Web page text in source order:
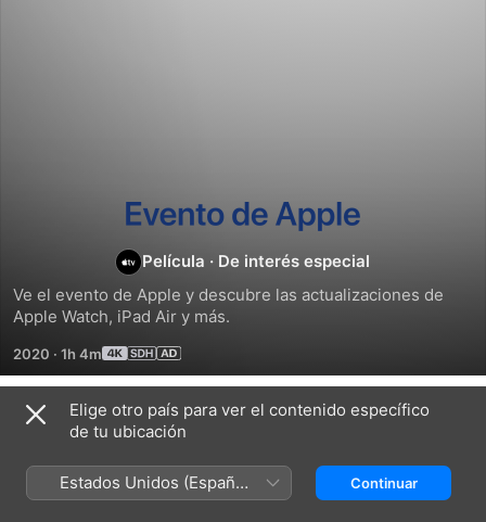
Evento
de
Apple
15/09/2020
Película · De interés especial
Ve el evento de Apple y descubre las actualizaciones de
Apple Watch, iPad Air y más.
2020 · 1h 4m
Contenido extra
Elige otro país para ver el contenido específico
de tu ubicación
Estados Unidos (Español
México)
Continuar